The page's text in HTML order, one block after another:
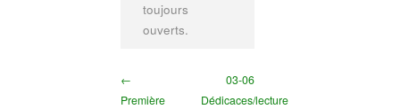
toujours
ouverts.
←
Première
03-06
Dédicaces/lecture